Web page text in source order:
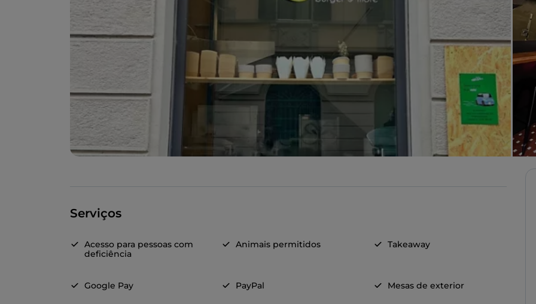
Serviços
Acesso para pessoas com
deficiência
Animais permitidos Takeaway
Google Pay PayPal Mesas de exterior